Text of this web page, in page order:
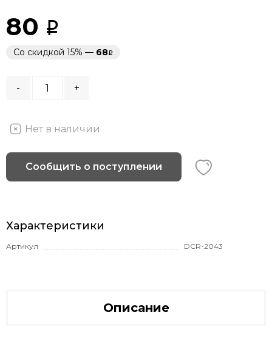
80
Со скидкой 15% — 68
- +
Нет в наличии
Сообщить о поступлении
Характеристики
Артикул DCR-2043
Описание